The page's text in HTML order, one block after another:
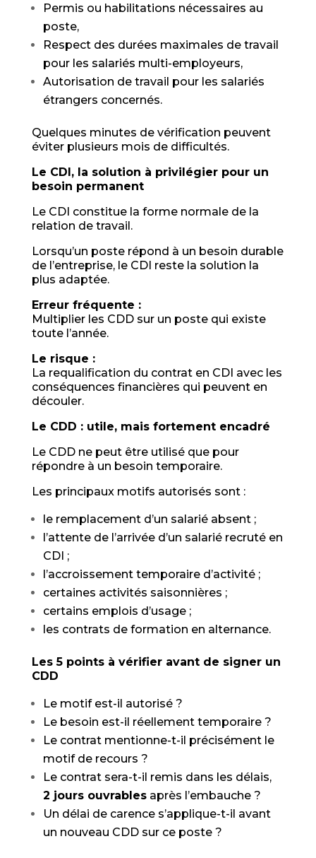
Permis ou habilitations nécessaires au
poste,
Respect des durées maximales de travail
pour les salariés multi-employeurs,
Autorisation de travail pour les salariés
étrangers concernés.
Quelques minutes de vérification peuvent
éviter plusieurs mois de difficultés.
Le CDI, la solution à privilégier pour un
besoin permanent
Le CDI constitue la forme normale de la
relation de travail.
Lorsqu’un poste répond à un besoin durable
de l’entreprise, le CDI reste la solution la
plus adaptée.
Erreur fréquente :
Multiplier les CDD sur un poste qui existe
toute l’année.
Le risque :
La requalification du contrat en CDI avec les
conséquences financières qui peuvent en
découler.
Le CDD : utile, mais fortement encadré
Le CDD ne peut être utilisé que pour
répondre à un besoin temporaire.
Les principaux motifs autorisés sont :
le remplacement d’un salarié absent ;
l’attente de l’arrivée d’un salarié recruté en
CDI ;
l’accroissement temporaire d’activité ;
certaines activités saisonnières ;
certains emplois d’usage ;
les contrats de formation en alternance.
Les 5 points à vérifier avant de signer un
CDD
Le motif est-il autorisé ?
Le besoin est-il réellement temporaire ?
Le contrat mentionne-t-il précisément le
motif de recours ?
Le contrat sera-t-il remis dans les délais,
2 jours ouvrablesaprès l’embauche ?
Un délai de carence s’applique-t-il avant
un nouveau CDD sur ce poste ?